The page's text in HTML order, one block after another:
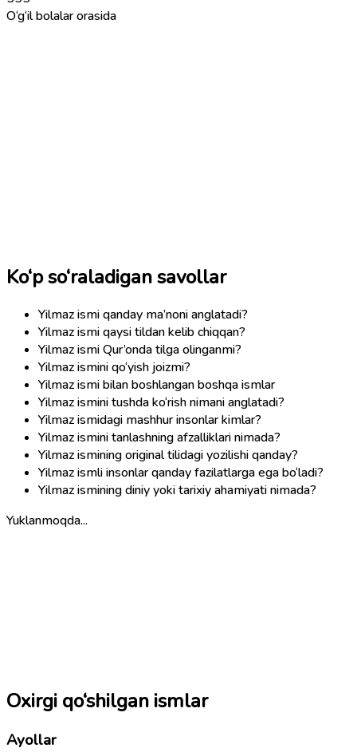
O‘g‘il bolalar orasida
Ko‘p so‘raladigan savollar
Yilmaz ismi qanday ma’noni anglatadi?
Yilmaz ismi qaysi tildan kelib chiqqan?
Yilmaz ismi Qur’onda tilga olinganmi?
Yilmaz ismini qo‘yish joizmi?
Yilmaz ismi bilan boshlangan boshqa ismlar
Yilmaz ismini tushda ko‘rish nimani anglatadi?
Yilmaz ismidagi mashhur insonlar kimlar?
Yilmaz ismini tanlashning afzalliklari nimada?
Yilmaz ismining original tilidagi yozilishi qanday?
Yilmaz ismli insonlar qanday fazilatlarga ega bo‘ladi?
Yilmaz ismining diniy yoki tarixiy ahamiyati nimada?
Yuklanmoqda...
Oxirgi qo‘shilgan ismlar
Ayollar